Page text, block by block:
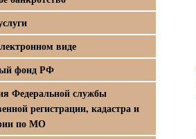
виде
фонд РФ
Федеральной службы
регистрации, кадастра и
по МО